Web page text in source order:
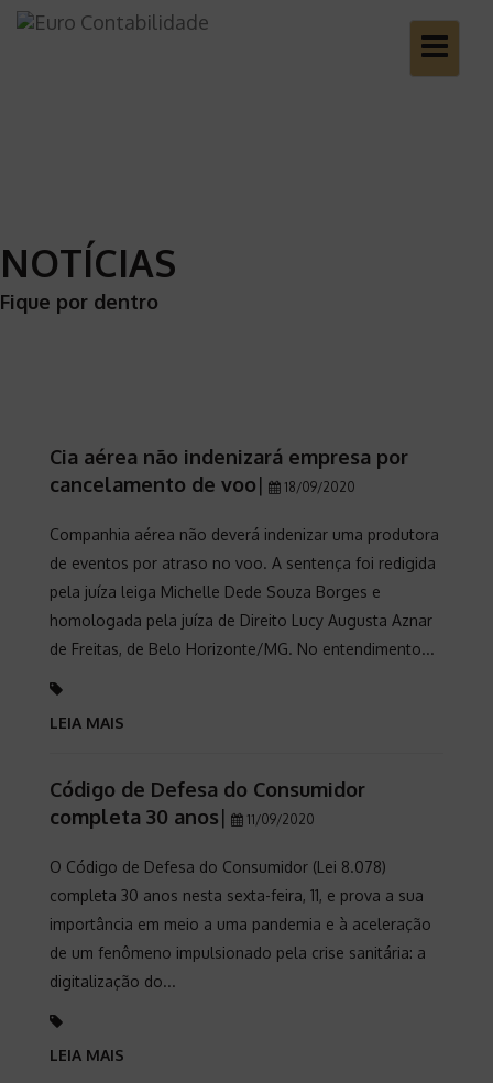
Toggle
NOTÍCIAS
Fique por dentro
Cia aérea não indenizará empresa por
cancelamento de voo| 18/09/2020
Companhia aérea não deverá indenizar uma produtora
de eventos por atraso no voo. A sentença foi redigida
pela juíza leiga Michelle Dede Souza Borges e
homologada pela juíza de Direito Lucy Augusta Aznar
de Freitas, de Belo Horizonte/MG. No entendimento...
LEIA MAIS
Código de Defesa do Consumidor
completa 30 anos| 11/09/2020
O Código de Defesa do Consumidor (Lei 8.078)
completa 30 anos nesta sexta-feira, 11, e prova a sua
importância em meio a uma pandemia e à aceleração
de um fenômeno impulsionado pela crise sanitária: a
digitalização do...
LEIA MAIS